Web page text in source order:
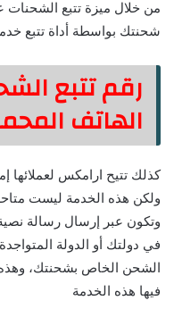
شحنتك بواسطة أداة تتبع
رقم تتبع
الهاتف
كذلك تتيح ارامكس لعملائها
ولكن هذه الخدمة ليست
وتكون عبر إرسال رسالة
في دولتك أو الدولة
الشحن الخاص بشحنتك، وهذه
فيها هذه الخدمة